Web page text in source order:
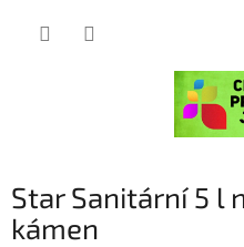
Star Sanitární 5 l
kámen